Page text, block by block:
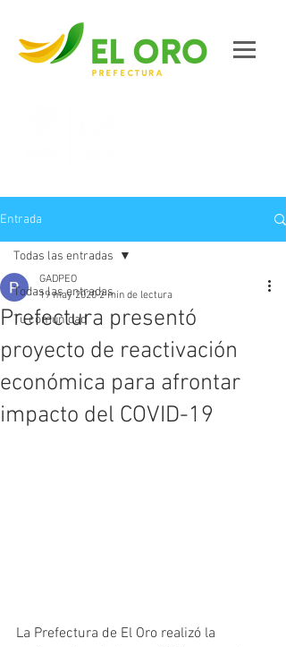
Entrada
Todas las entradas
Tu comunidad
Todas las entradas
Prefectura presentó
proyecto de reactivación
económica para afrontar
impacto del COVID-19
GADPEO
19 may 2020 2 min de lectura
La Prefectura de El Oro realizó la